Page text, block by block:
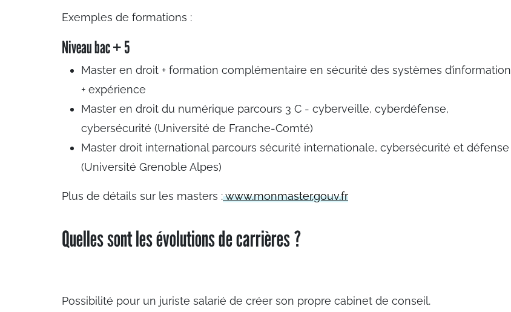
Exemples de formations :
Niveau bac + 5
Master en droit + formation complémentaire en sécurité des systèmes d’information
+ expérience
Master en droit du numérique parcours 3 C - cyberveille, cyberdéfense,
cybersécurité (Université de Franche-Comté)
Master droit international parcours sécurité internationale, cybersécurité et défense
(Université Grenoble Alpes)
Plus de détails sur les masters :www.monmaster.gouv.fr
Quelles sont les évolutions de carrières ?
Possibilité pour un juriste salarié de créer son propre cabinet de conseil.